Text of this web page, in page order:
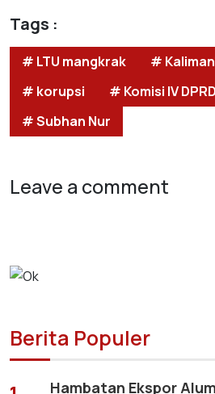
Tags :
# LTU mangkrak
#
# korupsi
# Komisi IV
# Subhan Nur
Leave a comment
Berita Populer
Hambatan Ekspor